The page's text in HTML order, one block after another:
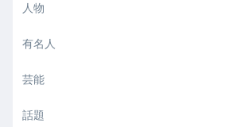
人物
有名人
芸能
話題